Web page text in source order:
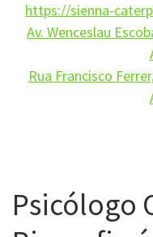
https://sienna-
Av. Wenceslau
Rua Francisco
Psicólogo